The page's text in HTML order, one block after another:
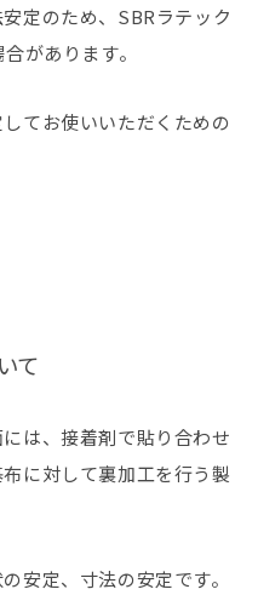
定のため、SBRラテック
があります。
てお使いいただくための
て
は、接着剤で貼り合わせ
に対して裏加工を行う製
安定、寸法の安定です。